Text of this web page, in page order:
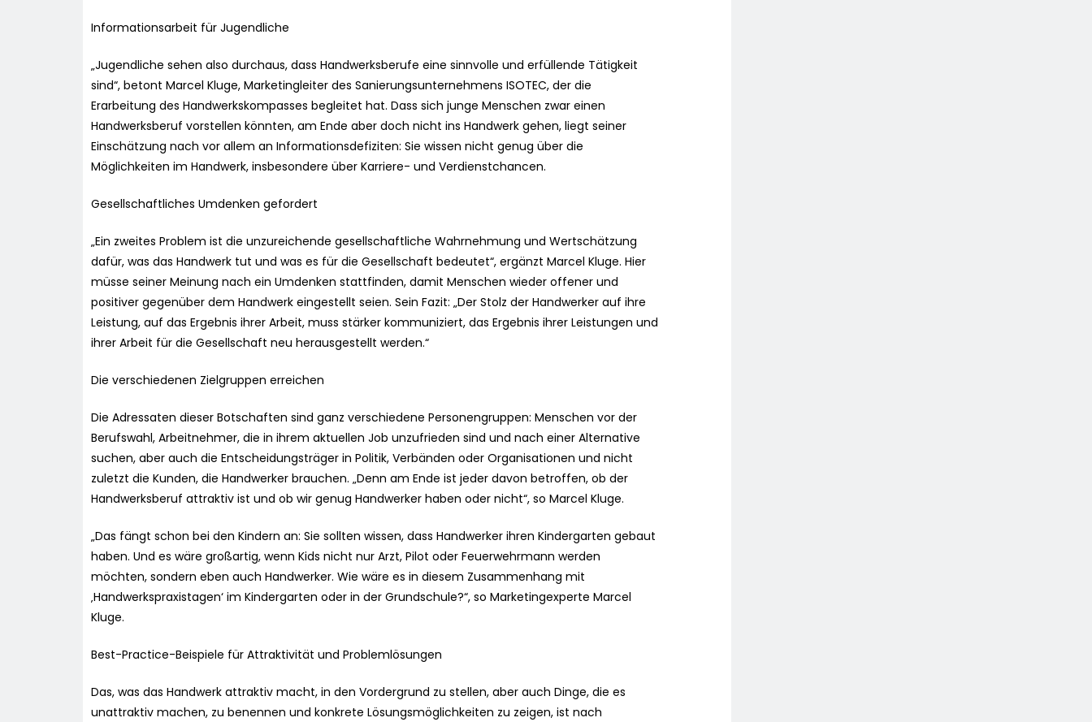
Informationsarbeit für Jugendliche
„Jugendliche sehen also durchaus, dass Handwerksberufe eine sinnvolle und erfüllende Tätigkeit
sind“, betont Marcel Kluge, Marketingleiter des Sanierungsunternehmens ISOTEC, der die
Erarbeitung des Handwerkskompasses begleitet hat. Dass sich junge Menschen zwar einen
Handwerksberuf vorstellen könnten, am Ende aber doch nicht ins Handwerk gehen, liegt seiner
Einschätzung nach vor allem an Informationsdefiziten: Sie wissen nicht genug über die
Möglichkeiten im Handwerk, insbesondere über Karriere- und Verdienstchancen.
Gesellschaftliches Umdenken gefordert
„Ein zweites Problem ist die unzureichende gesellschaftliche Wahrnehmung und Wertschätzung
dafür, was das Handwerk tut und was es für die Gesellschaft bedeutet“, ergänzt Marcel Kluge. Hier
müsse seiner Meinung nach ein Umdenken stattfinden, damit Menschen wieder offener und
positiver gegenüber dem Handwerk eingestellt seien. Sein Fazit: „Der Stolz der Handwerker auf ihre
Leistung, auf das Ergebnis ihrer Arbeit, muss stärker kommuniziert, das Ergebnis ihrer Leistungen und
ihrer Arbeit für die Gesellschaft neu herausgestellt werden.“
Die verschiedenen Zielgruppen erreichen
Die Adressaten dieser Botschaften sind ganz verschiedene Personengruppen: Menschen vor der
Berufswahl, Arbeitnehmer, die in ihrem aktuellen Job unzufrieden sind und nach einer Alternative
suchen, aber auch die Entscheidungsträger in Politik, Verbänden oder Organisationen und nicht
zuletzt die Kunden, die Handwerker brauchen. „Denn am Ende ist jeder davon betroffen, ob der
Handwerksberuf attraktiv ist und ob wir genug Handwerker haben oder nicht“, so Marcel Kluge.
„Das fängt schon bei den Kindern an: Sie sollten wissen, dass Handwerker ihren Kindergarten gebaut
haben. Und es wäre großartig, wenn Kids nicht nur Arzt, Pilot oder Feuerwehrmann werden
möchten, sondern eben auch Handwerker. Wie wäre es in diesem Zusammenhang mit
‚Handwerkspraxistagen‘ im Kindergarten oder in der Grundschule?“, so Marketingexperte Marcel
Kluge.
Best-Practice-Beispiele für Attraktivität und Problemlösungen
Das, was das Handwerk attraktiv macht, in den Vordergrund zu stellen, aber auch Dinge, die es
unattraktiv machen, zu benennen und konkrete Lösungsmöglichkeiten zu zeigen, ist nach